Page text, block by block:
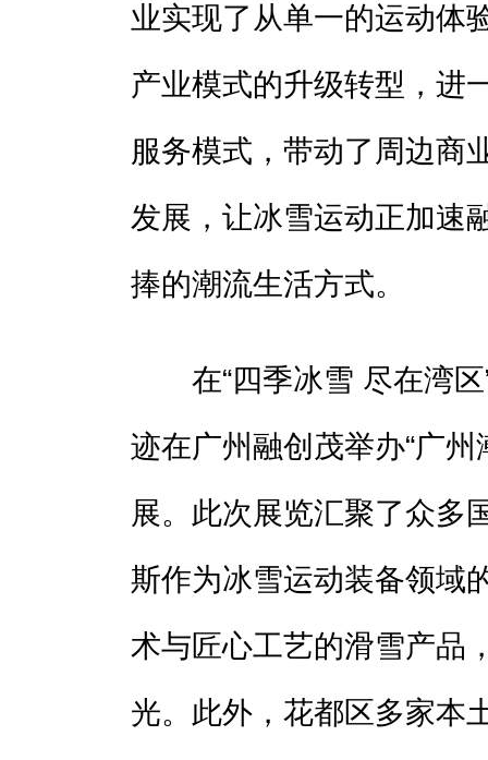
业实现了从单一的运动体
产业模式的升级转型，进
服务模式，带动了周边商
发展，让冰雪运动正加速
捧的潮流生活方式。
在“四季冰雪 尽在湾区
迹在广州融创茂举办“广
展。此次展览汇聚了众多
斯作为冰雪运动装备领域
术与匠心工艺的滑雪产品
光。此外，花都区多家本